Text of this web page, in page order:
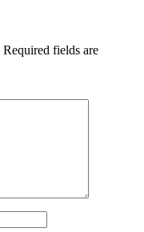
Required fields are